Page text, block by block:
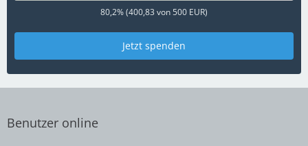
80,2% (400,83 von 500 EUR)
Jetzt spenden
Benutzer online